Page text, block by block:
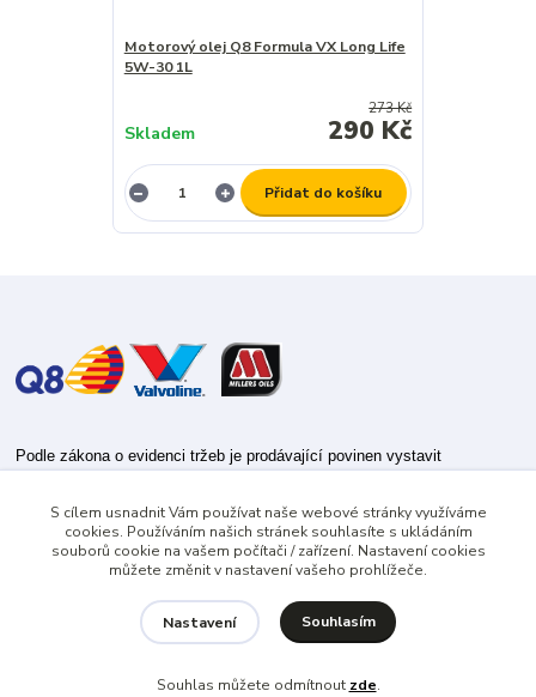
Motorový olej Q8 Formula VX Long Life
5W-30 1L
273 Kč
290 Kč
Skladem
Přidat do košíku
Podle zákona o evidenci tržeb je prodávající povinen vystavit
Zároveň je povinen zaevidovat přijatou tržbu u správce daně online; v
případě technického výpadku pak nejpozději do 48 hodin.
S cílem usnadnit Vám používat naše webové stránky využíváme
cookies. Používáním našich stránek souhlasíte s ukládáním
souborů cookie na vašem počítači / zařízení. Nastavení cookies
můžete změnit v nastavení vašeho prohlížeče.
Nastavení Souhlasím
Souhlas můžete odmítnout zde.